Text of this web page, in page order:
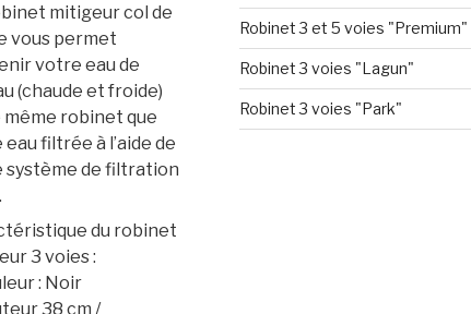
mitigeur col de
vous permet
votre eau de
(chaude et froide)
même robinet que
filtrée à l’aide de
système de filtration
du robinet
3 voies :
: Noir
38 cm /
Robinet 3 et 5 voies "Premium"
Robinet 3 voies "Lagun"
Robinet 3 voies "Park"